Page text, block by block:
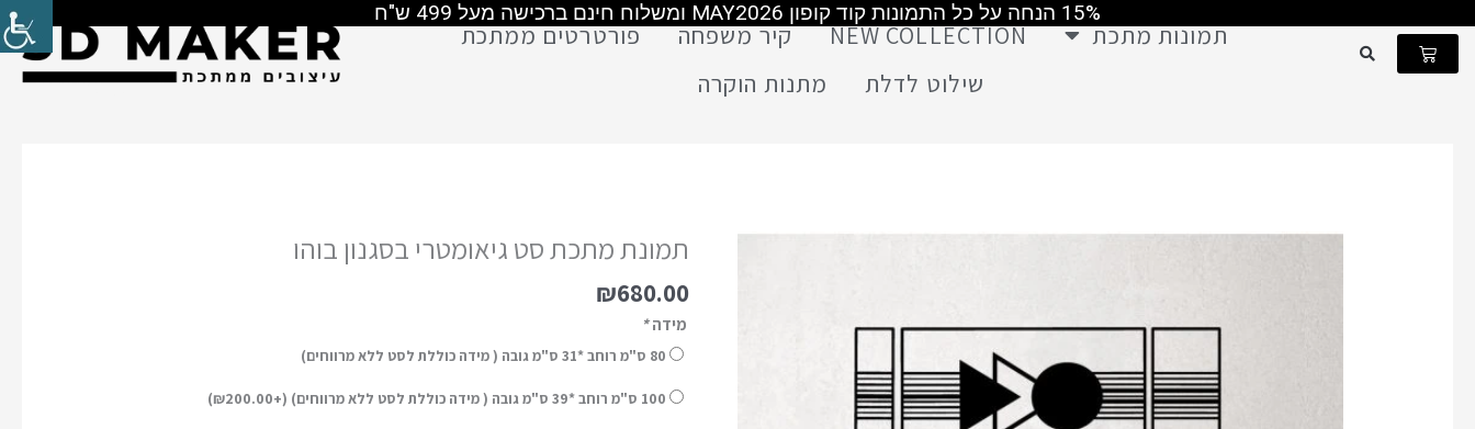
לתוכן
משלוח חינם מעל 399 ש"ח
משלוח חינם מעל 399 ש"ח
משלוח חינם מעל 499 ש"ח 15% הנחה על כל התמונות קוד קופון MAY2026 ומשלוח חינם ברכישה מעל 499 ש"ח
עגלת
קניות
תמונות מתכת NEW COLLECTION קיר משפחה
פורטרטים ממתכת
שילוט לדלת
מתנות הוקרה
תמונת מתכת סט גיאומטרי בסגנון בוהו
₪680.00
מידה*
80 ס"מ רוחב *31 ס"מ גובה ( מידה כוללת לסט ללא מרווחים)
100 ס"מ רוחב *39 ס"מ גובה ( מידה כוללת לסט ללא מרווחים) (+ ₪200.00
)